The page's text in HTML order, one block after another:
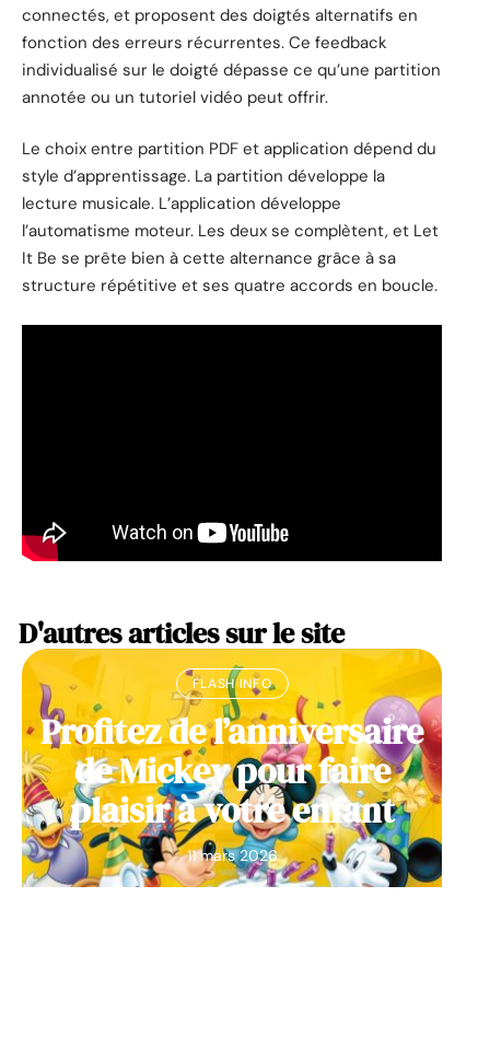
connectés, et proposent des doigtés alternatifs en
fonction des erreurs récurrentes. Ce feedback
individualisé sur le doigté dépasse ce qu’une partition
annotée ou un tutoriel vidéo peut offrir.
Le choix entre partition PDF et application dépend du
style d’apprentissage. La partition développe la
lecture musicale. L’application développe
l’automatisme moteur. Les deux se complètent, et Let
It Be se prête bien à cette alternance grâce à sa
structure répétitive et ses quatre accords en boucle.
D'autres articles sur le site
FLASH INFO
Profitez de l’anniversaire
de Mickey pour faire
plaisir à votre enfant
11 mars 2026